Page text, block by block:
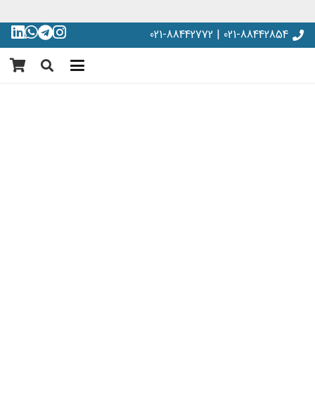
021-88442854 | 021-88442772